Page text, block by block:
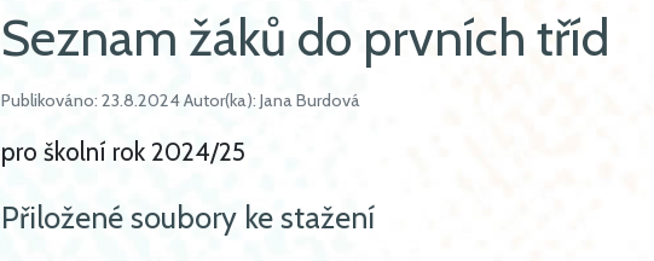
Seznam žáků do prvních tříd
Publikováno: 23.8.2024 Autor(ka): Jana Burdová
pro školní rok 2024/25
Přiložené soubory ke stažení